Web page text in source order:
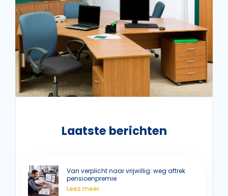
Laatste berichten
Van verplicht naar vrijwillig: weg aftrek
pensioenpremie
Lees meer